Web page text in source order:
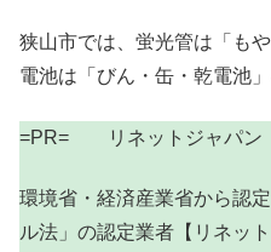
狭山市では、蛍光管は「も
電池は「びん・缶・乾電池
=PR= リネットジャパン
環境省・経済産業省から認
ル法」の認定業者【リネッ